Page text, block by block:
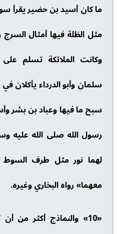
ما كان أسيد بن حضير يقرأ
مثل الظلة فيها أمثال السرج
وكانت الملائكة تسلم
سلمان وأبو الدرداء
سبح ما فيها وعباد بن بشر
رسول الله صلى الله عليه
لهما نور مثل طرف السوط
معهما» رواه البخاري وغيره.
«10» والنماذج أكثر